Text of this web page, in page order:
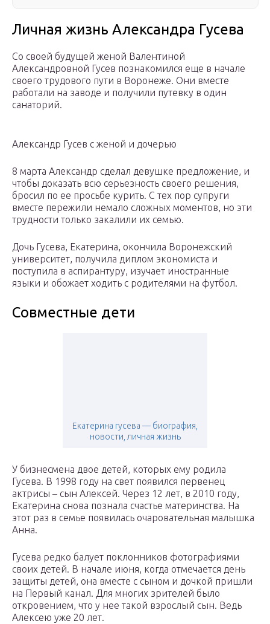
Личная жизнь Александра Гусева
Со своей будущей женой Валентиной
Александровной Гусев познакомился еще в начале
своего трудового пути в Воронеже. Они вместе
работали на заводе и получили путевку в один
санаторий.
Александр Гусев с женой и дочерью
8 марта Александр сделал девушке предложение, и
чтобы доказать всю серьезность своего решения,
бросил по ее просьбе курить. С тех пор супруги
вместе пережили немало сложных моментов, но эти
трудности только закалили их семью.
Дочь Гусева, Екатерина, окончила Воронежский
университет, получила диплом экономиста и
поступила в аспирантуру, изучает иностранные
языки и обожает ходить с родителями на футбол.
Совместные дети
Екатерина гусева — биография,
новости, личная жизнь
У бизнесмена двое детей, которых ему родила
Гусева. В 1998 году на свет появился первенец
актрисы – сын Алексей. Через 12 лет, в 2010 году,
Екатерина снова познала счастье материнства. На
этот раз в семье появилась очаровательная малышка
Анна.
Гусева редко балует поклонников фотографиями
своих детей. В начале июня, когда отмечается день
защиты детей, она вместе с сыном и дочкой пришли
на Первый канал. Для многих зрителей было
откровением, что у нее такой взрослый сын. Ведь
Алексею уже 20 лет.